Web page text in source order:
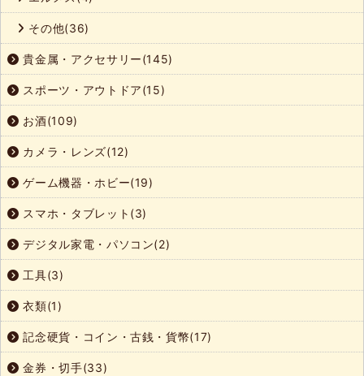
その他(36)
貴金属・アクセサリー(145)
スポーツ・アウトドア(15)
お酒(109)
カメラ・レンズ(12)
ゲーム機器・ホビー(19)
スマホ・タブレット(3)
デジタル家電・パソコン(2)
工具(3)
衣類(1)
記念硬貨・コイン・古銭・貨幣(17)
金券・切手(33)